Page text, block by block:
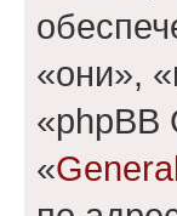
«они»,
«phpBB
«